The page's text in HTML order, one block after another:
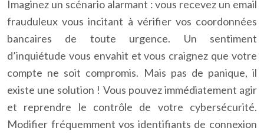
Imaginez un scénario alarmant : vous recevez un email
frauduleux vous incitant à vérifier vos coordonnées
bancaires de toute urgence. Un sentiment
d’inquiétude vous envahit et vous craignez que votre
compte ne soit compromis. Mais pas de panique, il
existe une solution ! Vous pouvez immédiatement agir
et reprendre le contrôle de votre cybersécurité.
Modifier fréquemment vos identifiants de connexion